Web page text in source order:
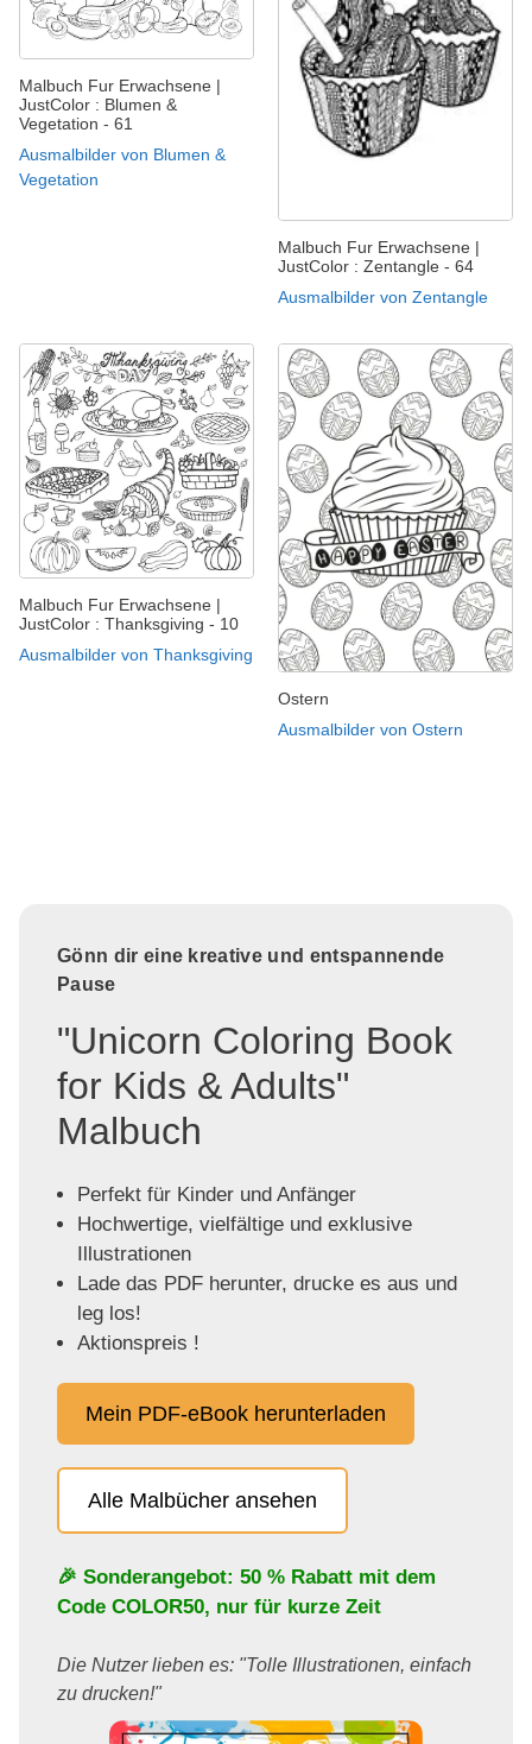
Malbuch Fur Erwachsene |
JustColor : Blumen &
Vegetation - 61
Ausmalbilder von Blumen &
Vegetation
Malbuch Fur Erwachsene |
JustColor : Zentangle - 64
Ausmalbilder von Zentangle
Malbuch Fur Erwachsene |
JustColor : Thanksgiving - 10
Ausmalbilder von Thanksgiving
Ostern
Ausmalbilder von Ostern
Gönn dir eine kreative und entspannende
Pause
"Unicorn Coloring Book
for Kids & Adults"
Malbuch
Perfekt für Kinder und Anfänger
Hochwertige, vielfältige und exklusive
Illustrationen
Lade das PDF herunter, drucke es aus und
leg los!
Aktionspreis !
Mein PDF-eBook herunterladen
Alle Malbücher ansehen
🎉 Sonderangebot: 50 % Rabatt mit dem
Code COLOR50, nur für kurze Zeit
Die Nutzer lieben es: "Tolle Illustrationen, einfach
zu drucken!"